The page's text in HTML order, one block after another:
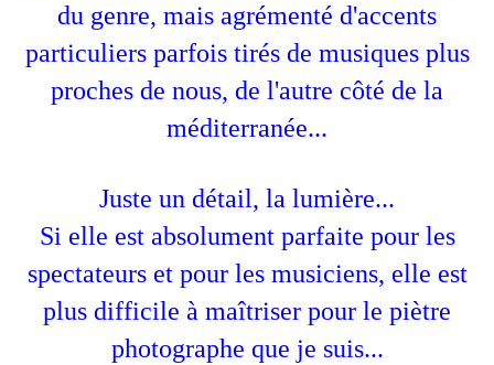
du genre, mais agrémenté d'accents
particuliers parfois tirés de musiques plus
proches de nous, de l'autre côté de la
méditerranée...
Juste un détail, la lumière...
Si elle est absolument parfaite pour les
spectateurs et pour les musiciens, elle est
plus difficile à maîtriser pour le piètre
photographe que je suis...